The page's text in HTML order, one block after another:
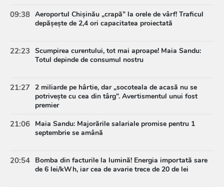
09:38 Aeroportul Chișinău „crapă” la orele de vârf! Traficul
depășește de 2,4 ori capacitatea proiectată
22:23 Scumpirea curentului, tot mai aproape! Maia Sandu:
Totul depinde de consumul nostru
21:27 2 miliarde pe hârtie, dar „socoteala de acasă nu se
potrivește cu cea din târg”. Avertismentul unui fost
premier
21:06 Maia Sandu: Majorările salariale promise pentru 1
septembrie se amână
20:54 Bomba din facturile la lumină! Energia importată sare
de 6 lei/kWh, iar cea de avarie trece de 20 de lei